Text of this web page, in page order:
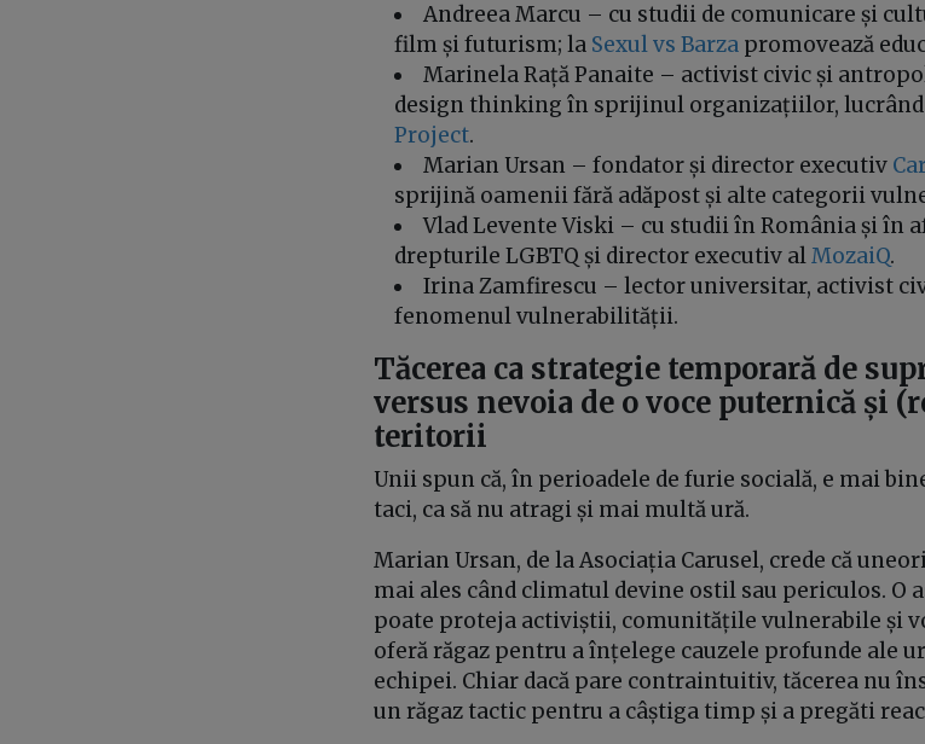
Andreea Marcu – cu studii de comunicare și
film și futurism; la Sexul vs Barza promovează
Marinela Rață Panaite – activist civic și
design thinking în sprijinul organizațiilor,
Project.
Marian Ursan – fondator și director executiv
sprijină oamenii fără adăpost și alte categorii
Vlad Levente Viski – cu studii în România și în
drepturile LGBTQ și director executiv alMozaiQ.
Irina Zamfirescu – lector universitar, activist
fenomenul vulnerabilității.
Tăcerea ca strategie temporară de
versus nevoia de o voce puternică și
teritorii
Unii spun că, în perioadele de furie socială, e mai
taci, ca să nu atragi și mai multă ură.
Marian Ursan, de la Asociația Carusel, crede că
mai ales când climatul devine ostil sau periculos. O
poate proteja activiștii, comunitățile vulnerabile și
oferă răgaz pentru a înțelege cauzele profunde ale
echipei. Chiar dacă pare contraintuitiv, tăcerea nu
un răgaz tactic pentru a câștiga timp și a pregăti